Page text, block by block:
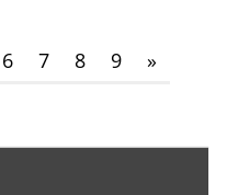
6 7 8 9 »